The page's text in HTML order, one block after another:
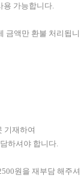
가능합니다.
금액만 환불 처리됩니
기재하여
하셔야 합니다.
원을 재부담 해주셔